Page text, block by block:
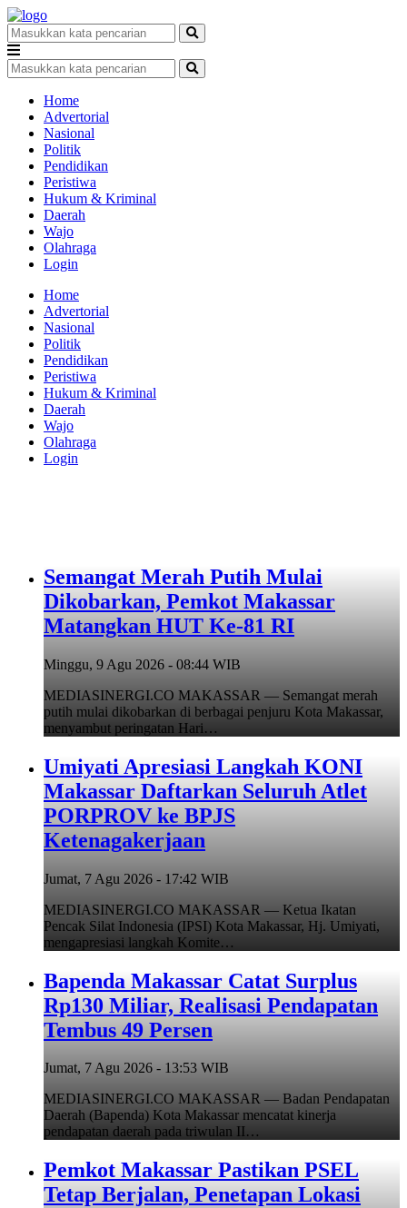
Home
Advertorial
Nasional
Politik
Pendidikan
Peristiwa
Hukum & Kriminal
Daerah
Wajo
Olahraga
Login
Home
Advertorial
Nasional
Politik
Pendidikan
Peristiwa
Hukum & Kriminal
Daerah
Wajo
Olahraga
Login
Semangat Merah Putih Mulai
Dikobarkan, Pemkot Makassar
Matangkan HUT Ke-81 RI
Minggu, 9 Agu 2026 - 08:44 WIB
MEDIASINERGI.CO MAKASSAR — Semangat merah
putih mulai dikobarkan di berbagai penjuru Kota Makassar,
menyambut peringatan Hari…
Umiyati Apresiasi Langkah KONI
Makassar Daftarkan Seluruh Atlet
PORPROV ke BPJS
Ketenagakerjaan
Jumat, 7 Agu 2026 - 17:42 WIB
MEDIASINERGI.CO MAKASSAR — Ketua Ikatan
Pencak Silat Indonesia (IPSI) Kota Makassar, Hj. Umiyati,
mengapresiasi langkah Komite…
Bapenda Makassar Catat Surplus
Rp130 Miliar, Realisasi Pendapatan
Tembus 49 Persen
Jumat, 7 Agu 2026 - 13:53 WIB
MEDIASINERGI.CO MAKASSAR — Badan Pendapatan
Daerah (Bapenda) Kota Makassar mencatat kinerja
pendapatan daerah pada triwulan II…
Pemkot Makassar Pastikan PSEL
Tetap Berjalan, Penetapan Lokasi